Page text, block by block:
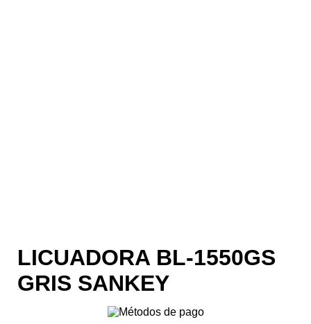
LICUADORA BL-1550GS
GRIS SANKEY